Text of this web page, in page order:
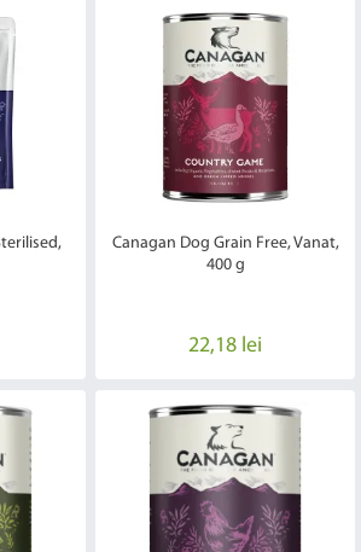
Canagan Dog Grain Free, Vanat,
400 g
22,18 lei